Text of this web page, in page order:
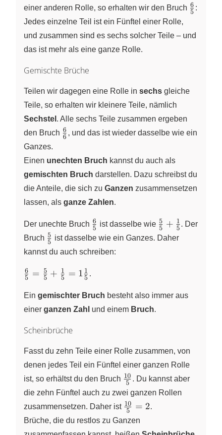
einer anderen Rolle, so erhalten wir den Bruch
{5}
5
6 :
Jedes einzelne Teil ist ein Fünftel einer Rolle,
und zusammen sind es sechs solcher Teile – und
das ist mehr als eine ganze Rolle.
Gemischte Brüche
Teilen wir dagegen eine Rolle in sechs gleiche
Teile, so erhalten wir kleinere Teile, nämlich
Sechstel . Alle sechs Teile zusammen ergeben
den Bruch \frac{6}
{6}
6
6 , und das ist wieder dasselbe wie ein
Ganzes.
Einen unechten Bruch kannst du auch als
gemischten Bruch darstellen. Dazu schreibst du
die Anteile, die sich zu Ganzen zusammensetzen
lassen, als ganze Zahlen.
Der unechte Bruch \frac{6}
{5}
5
6 ist dasselbe wie \frac{5}
{5} +
5
5 + 5
1 . Der
Bruch \frac{5}
{5}
5
5 ist dasselbe wie ein Ganzes. Daher
kannst du auch schreiben:
\frac{6}{5}
= \frac{5}
{5}+\frac{1}
{5} =
5
6 = 5
5 + 5
1 = 1 5
1 .
Ein gemischter Bruch besteht also immer aus
einer ganzen Zahl und einem Bruch.
Scheinbrüche
Fasst du zehn Teile einer Rolle zusammen, von
denen jedes Teil ein Fünftel einer ganzen Rolle
ist, so erhältst du den Bruch \frac{10}
{5}
5
10 . Du kannst aber
die zehn Fünftel auch zu zwei ganzen Rollen
zusammensetzen. Daher ist \frac{10}
{5} =2
5
10 = 2.
Brüche, die du restlos zu Ganzen